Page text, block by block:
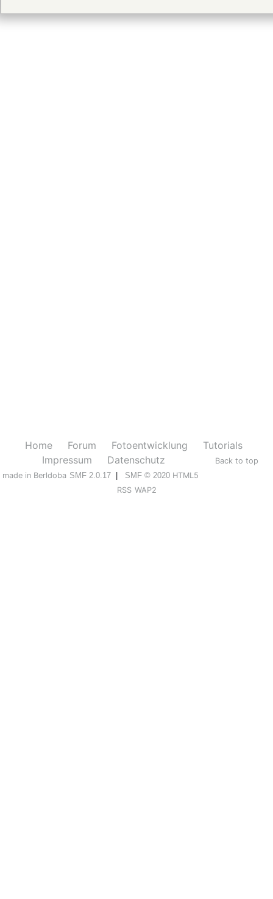
Home Forum Fotoentwicklung
Tutorials
Impressum
Datenschutz
Back to top
made in Berldoba SMF 2.0.17| SMF © 2020 HTML5
RSS WAP2